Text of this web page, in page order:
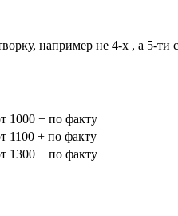
например не 4-х , а 5-ти
1000 + по факту
1100 + по факту
1300 + по факту